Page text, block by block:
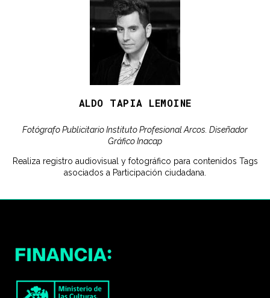
ALDO TAPIA LEMOINE
Fotógrafo Publicitario Instituto Profesional Arcos. Diseñador
Gráfico Inacap
Realiza registro audiovisual y fotográfico para contenidos Tags
asociados a Participación ciudadana.